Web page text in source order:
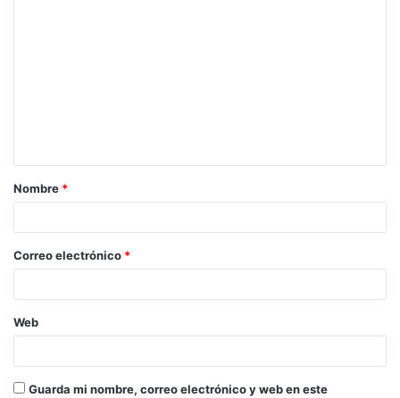
Nombre *
Correo electrónico *
Web
Guarda mi nombre, correo electrónico y web en este